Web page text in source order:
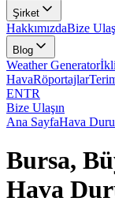
Şirket
HakkımızdaBize
Blog
Weather Generator
HavaRöportajlar
ENTR
Bize Ulaşın
Ana SayfaHava
Bursa,
Hava